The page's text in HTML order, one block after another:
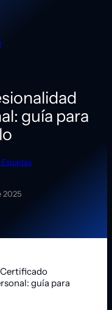
guía para
2025
Certificado
guía para